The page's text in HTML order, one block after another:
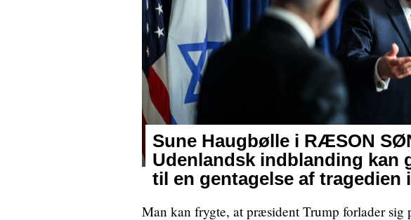
Sune Haugbølle i RÆSON
Udenlandsk indblanding kan
til en gentagelse af tragedien
Man kan frygte, at præsident Trump forlader sig